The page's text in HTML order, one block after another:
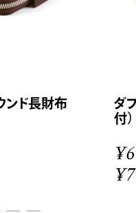
ンド長財布
ダ
付）